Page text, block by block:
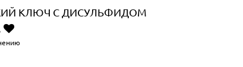
КЛЮЧ С ДИСУЛЬФИДОМ